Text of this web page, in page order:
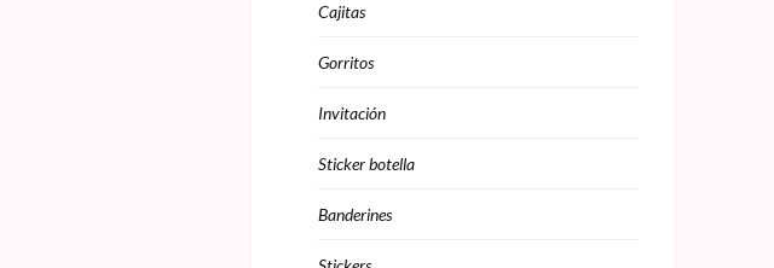
Cajitas
Gorritos
Invitación
Sticker botella
Banderines